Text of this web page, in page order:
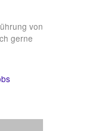
von
gerne